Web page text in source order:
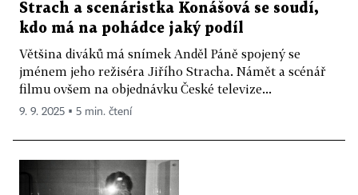
Strach a scenáristka Konášová se soudí,
kdo má na pohádce jaký podíl
Většina diváků má snímek Anděl Páně spojený se
jménem jeho režiséra Jiřího Stracha. Námět a scénář
filmu ovšem na objednávku České televize...
9. 9. 2025 ▪ 5 min. čtení